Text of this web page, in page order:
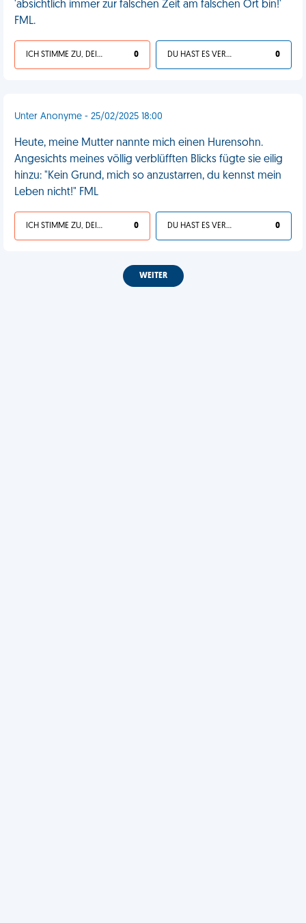
'absichtlich immer zur falschen Zeit am falschen Ort bin!'
FML.
ICH STIMME ZU, DEIN LEBEN IST SCHEISSE 0 DU HAST ES VERDIENT 0
Unter Anonyme - 25/02/2025 18:00
Heute, meine Mutter nannte mich einen Hurensohn.
Angesichts meines völlig verblüfften Blicks fügte sie eilig
hinzu: "Kein Grund, mich so anzustarren, du kennst mein
Leben nicht!" FML
ICH STIMME ZU, DEIN LEBEN IST SCHEISSE 0 DU HAST ES VERDIENT 0
WEITER